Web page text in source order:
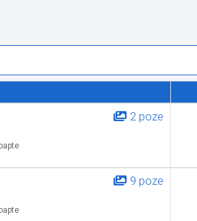
pret:
o locaţie în apropiere
2 poze
9 poze